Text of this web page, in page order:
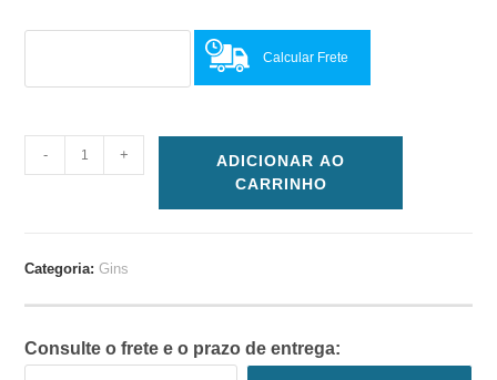
Calcular Frete
- +
ADICIONAR AO
CARRINHO
Categoria:Gins
Consulte o frete e o prazo de entrega: